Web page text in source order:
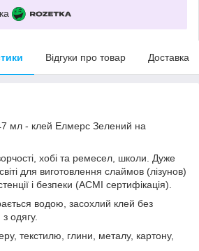
Відгуки про товар Доставка
мл - клей Елмерс Зелений на
хобі та ремесел, школи. Дуже
для виготовлення слаймов (лізунов)
і безпеки (ACMI сертифікація).
водою, засохлий клей без
одягу.
текстилю, глини, металу, картону,